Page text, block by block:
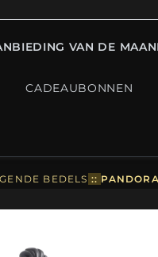
VAN DE
CADEAUBONNEN
BEDELS ::